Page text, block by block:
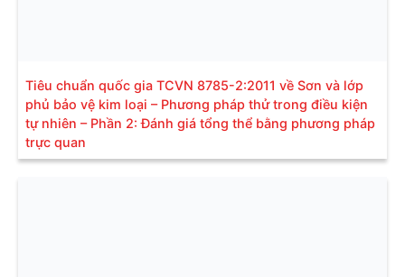
Tiêu chuẩn quốc gia TCVN 8785-2:2011 về Sơn và lớp
phủ bảo vệ kim loại – Phương pháp thử trong điều kiện
tự nhiên – Phần 2: Đánh giá tổng thể bằng phương pháp
trực quan